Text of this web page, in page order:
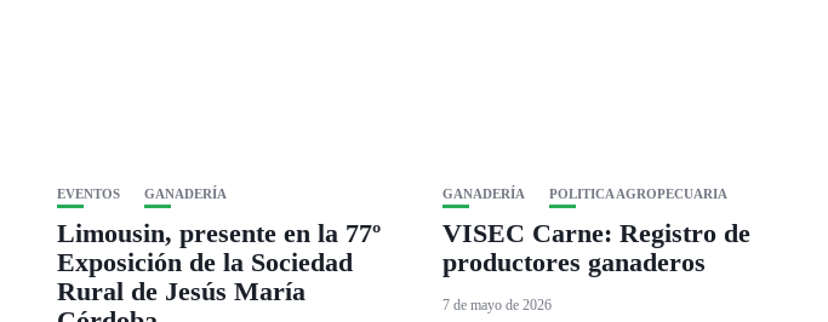
EVENTOS GANADERÍA
Limousin, presente en la 77º
Exposición de la Sociedad
Rural de Jesús María
GANADERÍA POLITICA AGROPECUARIA
VISEC Carne: Registro de
productores ganaderos
7 de mayo de 2026